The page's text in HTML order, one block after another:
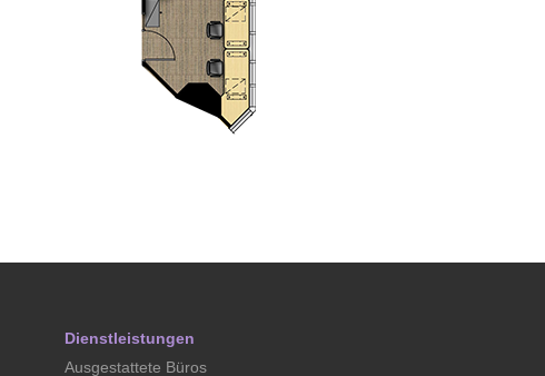
Dienstleistungen
Ausgestattete Büros